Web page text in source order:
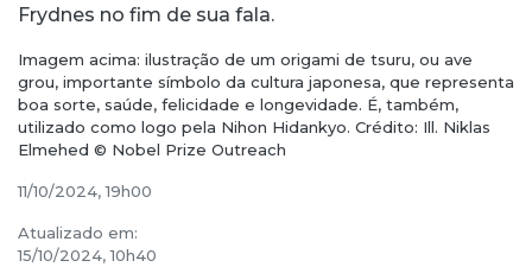
Frydnes no fim de sua fala.
Imagem acima: ilustração de um origami de tsuru, ou ave
grou, importante símbolo da cultura japonesa, que representa
boa sorte, saúde, felicidade e longevidade. É, também,
utilizado como logo pela Nihon Hidankyo. Crédito: Ill. Niklas
Elmehed © Nobel Prize Outreach
11/10/2024, 19h00
Atualizado em:
15/10/2024, 10h40